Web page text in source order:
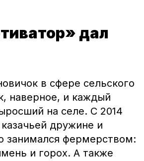
дал
в сфере сельского
наверное, и каждый
на селе. С 2014
дружине и
занимался фермерством:
и горох. А также